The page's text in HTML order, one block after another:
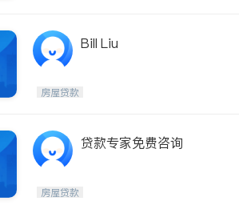
Bill Liu
房屋贷款
贷款专家免费咨询
房屋贷款